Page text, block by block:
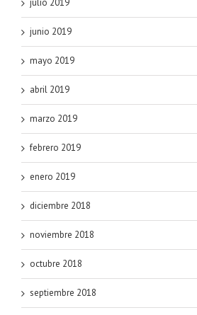
julio 2019
junio 2019
mayo 2019
abril 2019
marzo 2019
febrero 2019
enero 2019
diciembre 2018
noviembre 2018
octubre 2018
septiembre 2018